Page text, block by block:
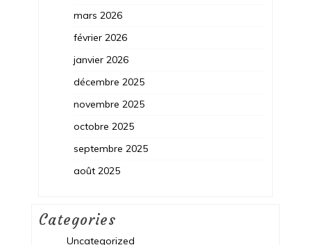
mars 2026
février 2026
janvier 2026
décembre 2025
novembre 2025
octobre 2025
septembre 2025
août 2025
Categories
Uncategorized